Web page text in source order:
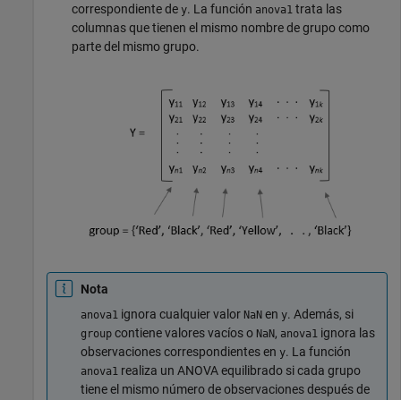
correspondiente de y. La función anova1 trata las
columnas que tienen el mismo nombre de grupo como
parte del mismo grupo.
Nota
anova1 ignora cualquier valor NaN en y. Además, si
group contiene valores vacíos o NaN, anova1 ignora las
observaciones correspondientes en y. La función
anova1 realiza un ANOVA equilibrado si cada grupo
tiene el mismo número de observaciones después de